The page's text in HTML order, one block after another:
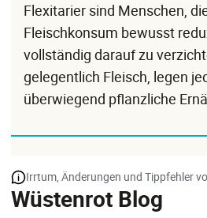
Flexitarier sind Menschen,
Fleischkonsum bewusst
vollständig darauf zu
gelegentlich Fleisch, legen
überwiegend pflanzliche
Irrtum, Änderungen und Tippfehler
Wüstenrot Blog